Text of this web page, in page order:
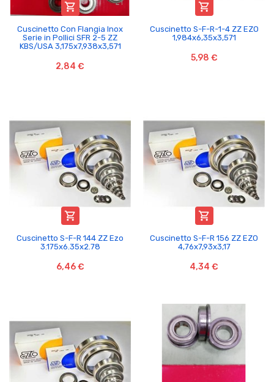

Cuscinetto Con Flangia Inox
Serie in Pollici SFR 2-5 ZZ
KBS/USA 3,175x7,938x3,571
2,84 €

Cuscinetto S-F-R-1-4 ZZ EZO
1,984x6,35x3,571
5,98 €

Cuscinetto S-F-R 144 ZZ Ezo
3.175x6.35x2.78
6,46 €

Cuscinetto S-F-R 156 ZZ EZO
4,76x7,93x3,17
4,34 €